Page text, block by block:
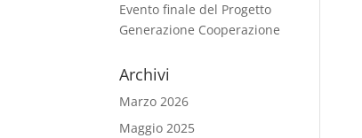
Evento finale del Progetto
Generazione Cooperazione
Archivi
Marzo 2026
Maggio 2025